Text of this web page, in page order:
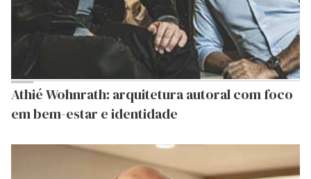
Athié Wohnrath: arquitetura autoral com foco
em bem-estar e identidade